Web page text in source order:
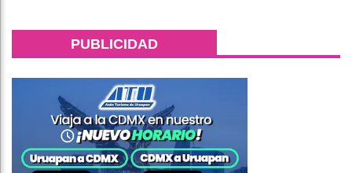
PUBLICIDAD